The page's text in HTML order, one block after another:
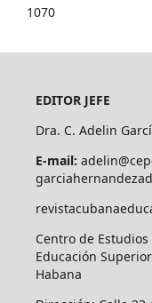
1070
EDITOR JEFE
Dra. C. Adelin
E-mail:
Centro de
Educación
Habana